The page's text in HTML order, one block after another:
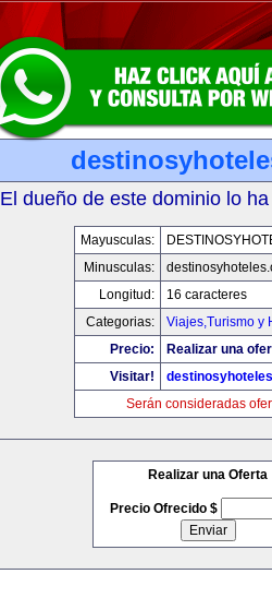
El dueño de este dominio lo
Mayusculas:
Minusculas:
Longitud:
16 caracteres
Categorias:
Viajes,Turismo y
Precio:
Realizar una
Visitar!
Serán consideradas
Realizar una Oferta
Precio Ofrecido $